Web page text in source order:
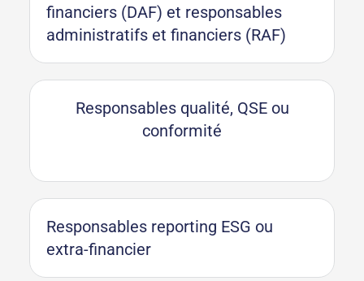
financiers (DAF) et responsables
administratifs et financiers (RAF)
Responsables qualité, QSE ou
conformité
Responsables reporting ESG ou
extra-financier